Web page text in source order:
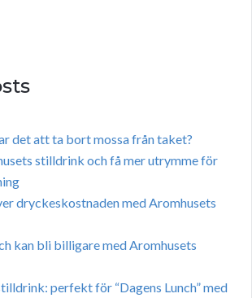
det att ta bort mossa från taket?
stilldrink och få mer utrymme för
dryckeskostnaden med Aromhusets
kan bli billigare med Aromhusets
perfekt för “Dagens Lunch” med